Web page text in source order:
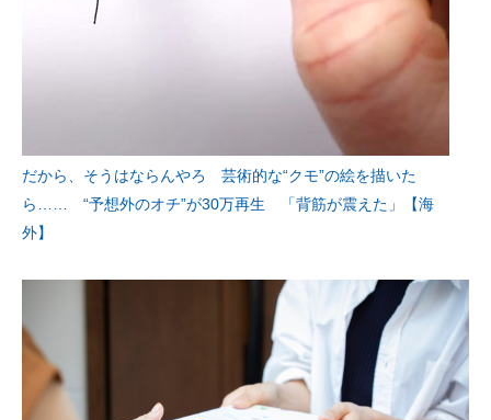
だから、そうはならんやろ 芸術的な“クモ”の絵を描いた
ら…… “予想外のオチ”が30万再生 「背筋が震えた」【海
外】